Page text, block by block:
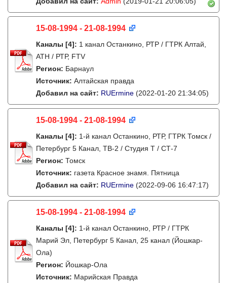
15-08-1994 - 21-08-1994
Каналы [4]: 1 канал Останкино, РТР / ГТРК Алтай,
АТН / РТР, FTV
Регион: Барнаул
Источник: Алтайская правда
Добавил на сайт: RUErmine (2022-01-20 21:34:05)
15-08-1994 - 21-08-1994
Каналы [4]: 1-й канал Останкино, РТР, ГТРК Томск /
Петербург 5 Канал, ТВ-2 / Студия Т / СТ-7
Регион: Томск
Источник: газета Красное знамя. Пятница
Добавил на сайт: RUErmine (2022-09-06 16:47:17)
15-08-1994 - 21-08-1994
Каналы [4]: 1-й канал Останкино, РТР / ГТРК
Марий Эл, Петербург 5 Канал, 25 канал (Йошкар-
Ола)
Регион: Йошкар-Ола
Источник: Марийская Правда